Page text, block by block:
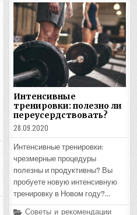
Интенсивные
тренировки: полезно ли
переусердствовать?
28.09.2020
Интенсивные тренировки:
чрезмерные процедуры
полезны и продуктивны? Вы
пробуете новую интенсивную
тренировку в Новом году?…
Posted
Советы и рекомендации